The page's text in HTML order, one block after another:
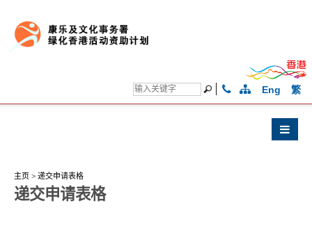
Eng 繁
主页 > 递交申请表格
递交申请表格